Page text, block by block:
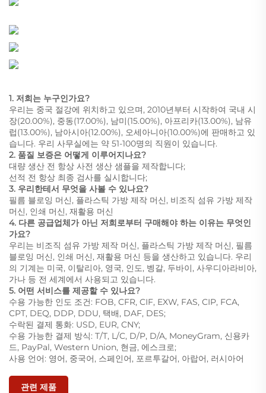
1. 저희는 누구인가요?
우리는 중국 절강에 위치하고 있으며, 2010년부터 시작하여 국내 시
장(20.00%), 중동(17.00%), 남미(15.00%), 아프리카(13.00%), 남유
럽(13.00%), 남아시아(12.00%), 오세아니아(10.00%)에 판매하고 있
습니다. 우리 사무실에는 약 51-100명의 직원이 있습니다.
2. 품질 보증은 어떻게 이루어지나요?
대량 생산 전 항상 사전 생산 샘플을 제작합니다;
선적 전 항상 최종 검사를 실시합니다;
3. 우리한테서 무엇을 사볼 수 있나요?
필름 블로잉 머신, 플라스틱 가방 제작 머신, 비조직 섬유 가방 제작
머신, 인쇄 머신, 재활용 머신
4. 다른 공급업체가 아닌 저희로부터 구매해야 하는 이유는 무엇인
가요?
우리는 비조직 섬유 가방 제작 머신, 플라스틱 가방 제작 머신, 필름
블로잉 머신, 인쇄 머신, 재활용 머신 등을 생산하고 있습니다. 우리
의 기계는 미국, 이탈리아, 영국, 인도, 벵갈, 두바이, 사우디아라비아,
가나 등 전 세계에서 사용되고 있습니다.
5. 어떤 서비스를 제공할 수 있나요?
수용 가능한 인도 조건: FOB, CFR, CIF, EXW, FAS, CIP, FCA,
CPT, DEQ, DDP, DDU, 택배, DAF, DES;
수락된 결제 통화: USD, EUR, CNY;
수용 가능한 결제 방식: T/T, L/C, D/P, D/A, MoneyGram, 신용카
드, PayPal, Western Union, 현금, 에스크로;
사용 언어: 영어, 중국어, 스페인어, 포르투갈어, 아랍어, 러시아어
관련 제품